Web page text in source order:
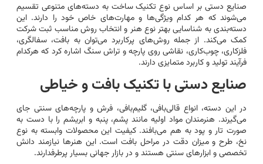
صنایع دستی بر اساس نوع تکنیک ساخت به دسته‌های متنوعی تقسیم
می‌شوند که هر کدام ویژگی‌ها و مهارت‌های خاص خود را دارند. این
دسته‌بندی به شناسایی بهتر نوع هنر و انتخاب روش مناسب ثبت شرکت
کمک می‌کند. از جمله روش‌های پرکاربرد می‌توان به بافت، سفالگری،
فلزکاری، چوب‌کاری، نقاشی روی پارچه و تراش سنگ اشاره کرد که هرکدام
فرآیند تولید و کاربرد متمایزی دارند.
صنایع دستی با تکنیک بافت و خیاطی
در این دسته، انواع قالی‌بافی، گلیم‌بافی، فرش و پارچه‌های سنتی جای
می‌گیرند. هنرمندان مواد اولیه مانند پشم، پنبه و ابریشم را با دست به
صورت تار و پود به هم می‌بافند. کیفیت این محصولات وابسته به نوع
نخ، طرح و میزان دقت در مراحل بافت است. این هنرها نیازمند دانش
تخصصی و ابزارهای سنتی هستند و در بازار جهانی بسیار پرطرفدارند.